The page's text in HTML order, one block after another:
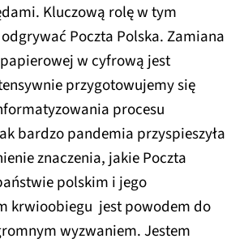
Kluczową rolę w tym
Poczta Polska. Zamiana
w cyfrową jest
przygotowujemy się
procesu
bardzo pandemia przyspieszyła
znaczenia, jakie Poczta
polskim i jego
krwioobiegu jest powodem do
wyzwaniem. Jestem